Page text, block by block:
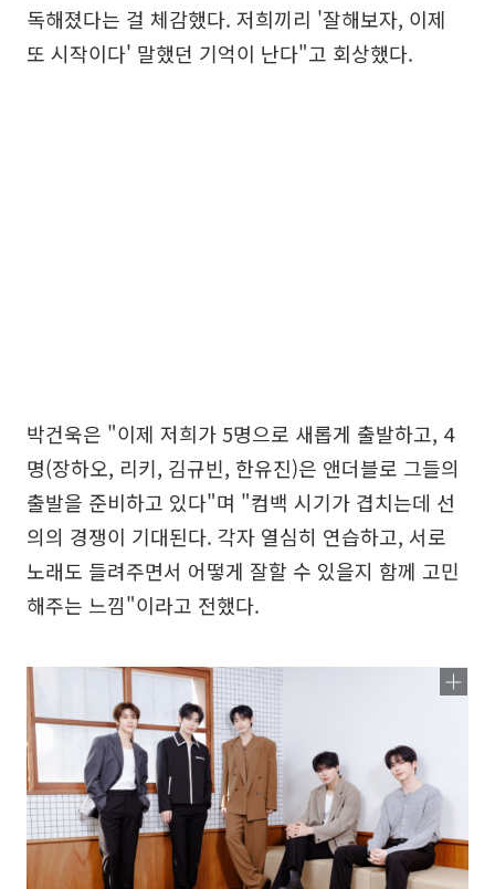
독해졌다는 걸 체감했다. 저희끼리 '잘해보자, 이제
또 시작이다' 말했던 기억이 난다"고 회상했다.
박건욱은 "이제 저희가 5명으로 새롭게 출발하고, 4
명(장하오, 리키, 김규빈, 한유진)은 앤더블로 그들의
출발을 준비하고 있다"며 "컴백 시기가 겹치는데 선
의의 경쟁이 기대된다. 각자 열심히 연습하고, 서로
노래도 들려주면서 어떻게 잘할 수 있을지 함께 고민
해주는 느낌"이라고 전했다.